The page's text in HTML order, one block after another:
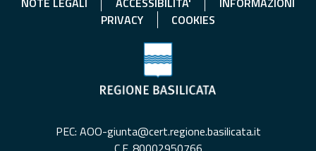
PRIVACY
COOKIES
PEC: AOO-giunta@cert.regione.basilicata.it